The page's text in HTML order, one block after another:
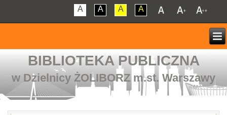
A A A A
BIBLIOTEKA PUBLICZNA
w Dzielnicy ŻOLIBORZ m.st. Warszawy